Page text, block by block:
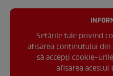
Setările tale privind
afișarea conținutului din
să accepți cookie-
afisarea